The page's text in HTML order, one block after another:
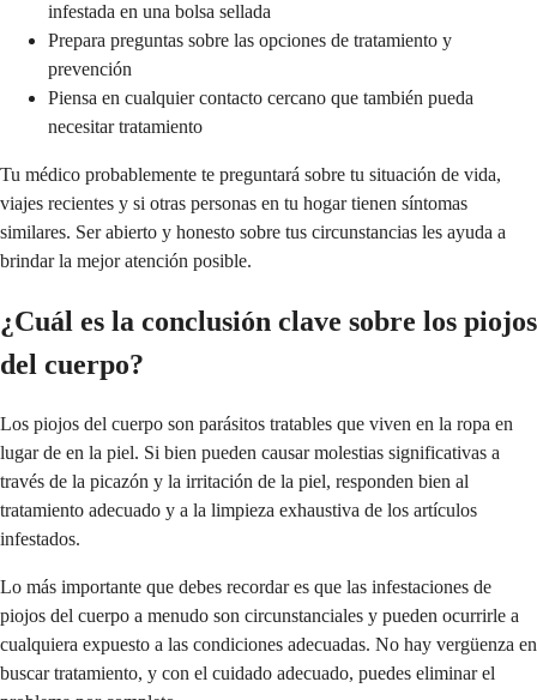
infestada en una bolsa sellada
Prepara preguntas sobre las opciones de tratamiento y
prevención
Piensa en cualquier contacto cercano que también pueda
necesitar tratamiento
Tu médico probablemente te preguntará sobre tu situación de vida,
viajes recientes y si otras personas en tu hogar tienen síntomas
similares. Ser abierto y honesto sobre tus circunstancias les ayuda a
brindar la mejor atención posible.
¿Cuál es la conclusión clave sobre los piojos
del cuerpo?
Los piojos del cuerpo son parásitos tratables que viven en la ropa en
lugar de en la piel. Si bien pueden causar molestias significativas a
través de la picazón y la irritación de la piel, responden bien al
tratamiento adecuado y a la limpieza exhaustiva de los artículos
infestados.
Lo más importante que debes recordar es que las infestaciones de
piojos del cuerpo a menudo son circunstanciales y pueden ocurrirle a
cualquiera expuesto a las condiciones adecuadas. No hay vergüenza en
buscar tratamiento, y con el cuidado adecuado, puedes eliminar el